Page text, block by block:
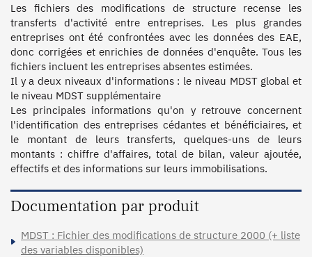
Les fichiers des modifications de structure recense les
transferts d'activité entre entreprises. Les plus grandes
entreprises ont été confrontées avec les données des EAE,
donc corrigées et enrichies de données d'enquête. Tous les
fichiers incluent les entreprises absentes estimées.
Il y a deux niveaux d'informations : le niveau MDST global et
le niveau MDST supplémentaire
Les principales informations qu'on y retrouve concernent
l'identification des entreprises cédantes et bénéficiaires, et
le montant de leurs transferts, quelques-uns de leurs
montants : chiffre d'affaires, total de bilan, valeur ajoutée,
effectifs et des informations sur leurs immobilisations.
Documentation par produit
MDST : Fichier des modifications de structure 2000 (+ liste
des variables disponibles)